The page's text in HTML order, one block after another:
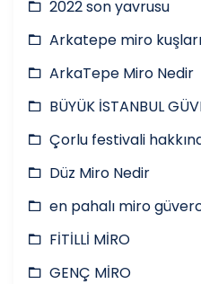
2022 son yavrusu
Arkatepe miro kuşları
ArkaTepe Miro Nedir
BÜYÜK İSTANBUL
Çorlu festivali
Düz Miro Nedir
en pahalı miro
FİTİLLİ MİRO
GENÇ MİRO